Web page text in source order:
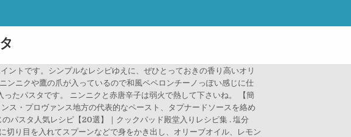
ントです。シンプルなレシピゆえに、ぜひとっておきの香り高いオリ
ンニクや鷹の爪が入っているので和風ペペロンチーノっぽい感じに仕
たパスタです。 ニンニクと赤唐辛子は弱火で熱して下さいね。 【簡
ス・プロヴァンス地方の代表的なペースト、タプナードソースを絡め
パスタ人気レシピ【20選】｜クックパッド殿堂入りレシピ集 . 塩分
切り目を入れてスプーンなどで身をかき出し、オリーブオイル、レモン